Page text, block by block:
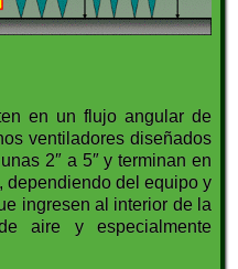
en un flujo angular de
ventiladores diseñados
2″ a 5″ y terminan en
dependiendo del equipo y
ingresen al interior de la
aire y especialmente